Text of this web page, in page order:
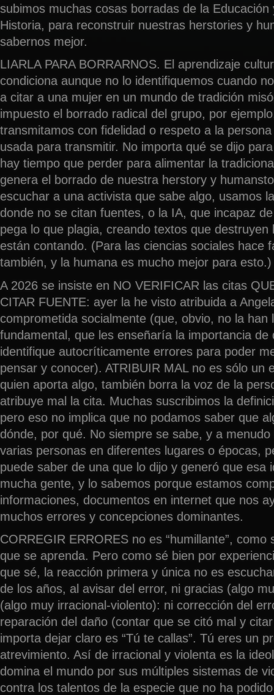
subimos muchas cosas borradas de la Educación
Historia, para reconstruir nuestras herstories y
sabernos mejor.
LIARLA PARA BORRARNOS. El aprendizaje
condiciona aunque no lo identifiquemos cuando
a citar a una mujer en un mundo de tradición
impuesto el borrado radical del grupo, por
transmitamos con fidelidad o respeto a la
usada para transmitir. No importa qué se dijo
hay tiempo que perder para alimentar la
genera el borrado de nuestra herstory y
escuchar a una activista que sabe algo, usamos
donde no se citan fuentes, o la IA, que incapaz
pega lo que plagia, creando textos que destruyen
están contando. (Para las ciencias sociales hace
también, y la humana es mucho mejor para esto.)
A 2026 se insiste en NO VERIFICAR las citas
CITAR FUENTE: ayer la he visto atribuida a
comprometida socialmente (que, obvio, no la han
fundamental, que les enseñaría la importancia de
identifique autocríticamente errores para poder
pensar y conocer). ATRIBUIR MAL no es sólo un
quien aporta algo, también borra la voz de la
atribuye mal la cita. Muchas suscribimos la
pero eso no implica que no podamos saber que
dónde, por qué. No siempre se sabe, y a
varias personas en diferentes lugares o épocas,
puede saber de una que lo dijo y generó que esa
mucha gente, y lo sabemos porque estamos
informaciones, documentos en internet que nos
muchos errores y concepciones dominantes.
CORREGIR ERRORES no es “humillante”, como
que se aprenda. Pero como sé bien por
que sé, la reacción primera y única no es
de los años, al avisar del error, ni gracias (algo
(algo muy irracional-violento): ni corrección del
reparación del daño (contar que se citó mal y
importa dejar claro es “Tú te callas”. Tú eres un
atrevimiento. Así de irracional y violenta es la
domina el mundo por sus múltiples sistemas de
contra los talentos de la especie que no ha